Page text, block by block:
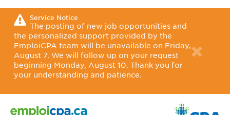
Service Notice
The posting of new job opportunities and
the personalized support provided by the
EmploiCPA team will be unavailable on Friday,
August 7. We will follow up on your request
beginning Monday, August 10. Thank you for
your understanding and patience.